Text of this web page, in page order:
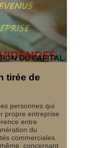
tirée de
personnes qui
propre entreprise
entre
du
commerciales.
concernant